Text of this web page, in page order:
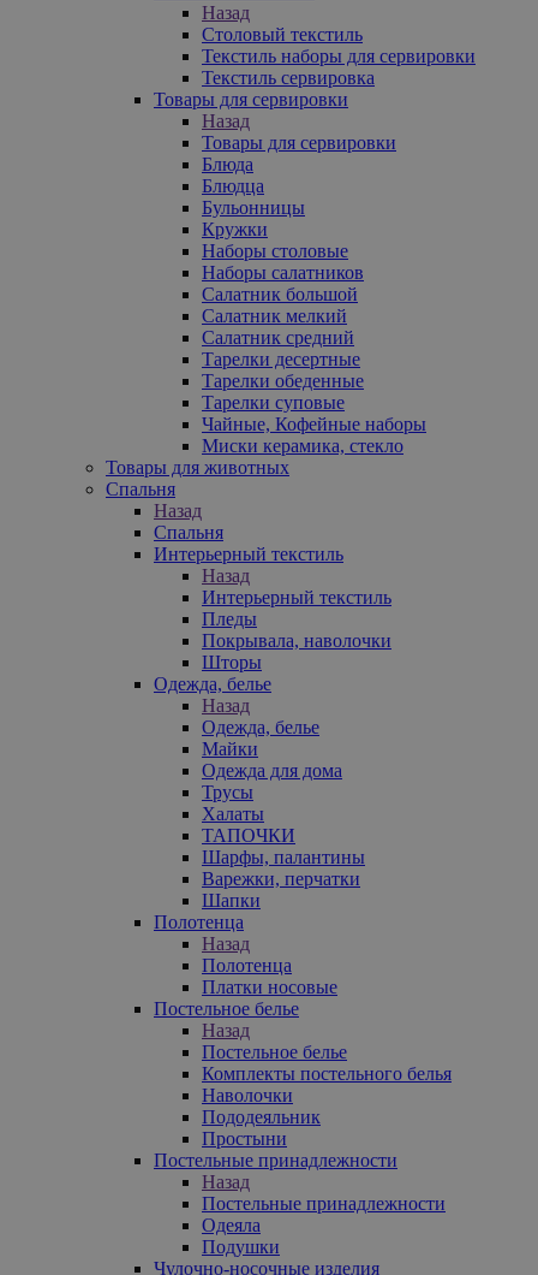
Назад
Столовый текстиль
Текстиль наборы для сервировки
Текстиль сервировка
Товары для сервировки
Назад
Товары для сервировки
Блюда
Блюдца
Бульонницы
Кружки
Наборы столовые
Наборы салатников
Салатник большой
Салатник мелкий
Салатник средний
Тарелки десертные
Тарелки обеденные
Тарелки суповые
Чайные, Кофейные наборы
Миски керамика, стекло
Товары для животных
Спальня
Назад
Спальня
Интерьерный текстиль
Назад
Интерьерный текстиль
Пледы
Покрывала, наволочки
Шторы
Одежда, белье
Назад
Одежда, белье
Майки
Одежда для дома
Трусы
Халаты
ТАПОЧКИ
Шарфы, палантины
Варежки, перчатки
Шапки
Полотенца
Назад
Полотенца
Платки носовые
Постельное белье
Назад
Постельное белье
Комплекты постельного белья
Наволочки
Пододеяльник
Простыни
Постельные принадлежности
Назад
Постельные принадлежности
Одеяла
Подушки
Чулочно-носочные изделия